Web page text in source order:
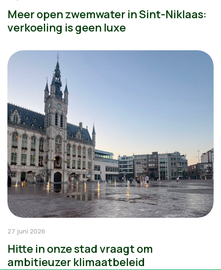
Meer open zwemwater in Sint-Niklaas:
verkoeling is geen luxe
27 juni 2026
Hitte in onze stad vraagt om
ambitieuzer klimaatbeleid